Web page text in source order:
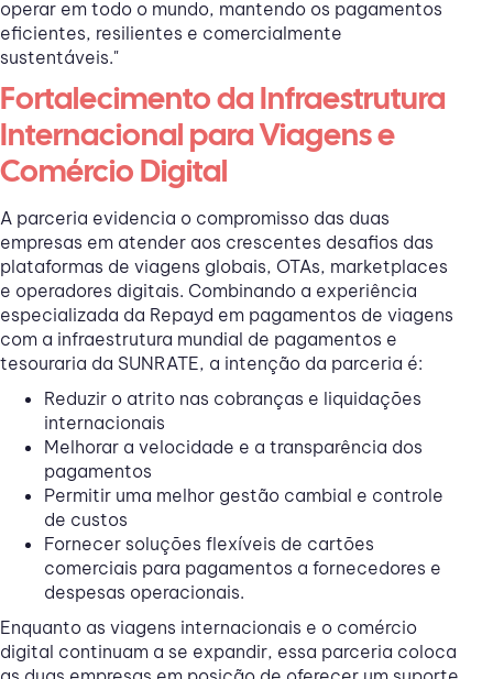
operar em todo o mundo, mantendo os pagamentos
eficientes, resilientes e comercialmente
sustentáveis."
Fortalecimento da Infraestrutura
Internacional para Viagens e
Comércio Digital
A parceria evidencia o compromisso das duas
empresas em atender aos crescentes desafios das
plataformas de viagens globais, OTAs, marketplaces
e operadores digitais. Combinando a experiência
especializada da Repayd em pagamentos de viagens
com a infraestrutura mundial de pagamentos e
tesouraria da SUNRATE, a intenção da parceria é:
Reduzir o atrito nas cobranças e liquidações
internacionais
Melhorar a velocidade e a transparência dos
pagamentos
Permitir uma melhor gestão cambial e controle
de custos
Fornecer soluções flexíveis de cartões
comerciais para pagamentos a fornecedores e
despesas operacionais.
Enquanto as viagens internacionais e o comércio
digital continuam a se expandir, essa parceria coloca